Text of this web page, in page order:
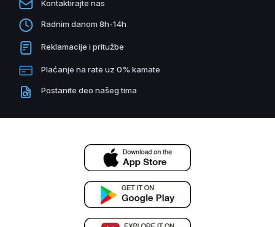
Kontaktirajte nas
Radnim danom 8h-14h
Reklamacije i pritužbe
Plaćanje na rate uz 0% kamate
Postanite deo našeg tima